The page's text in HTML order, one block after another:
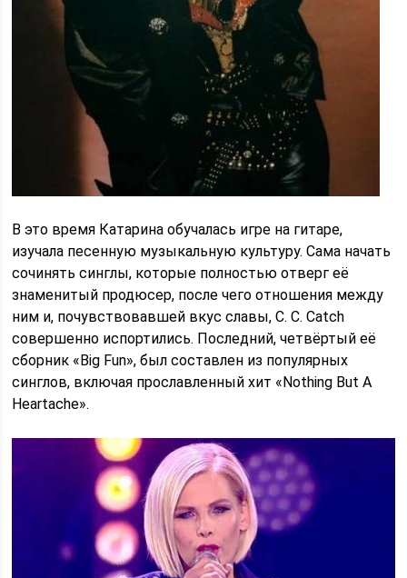
В это время Катарина обучалась игре на гитаре,
изучала песенную музыкальную культуру. Сама начать
сочинять синглы, которые полностью отверг её
знаменитый продюсер, после чего отношения между
ним и, почувствовавшей вкус славы, C. C. Catch
совершенно испортились. Последний, четвёртый её
сборник «Big Fun», был составлен из популярных
синглов, включая прославленный хит «Nothing But A
Heartache».